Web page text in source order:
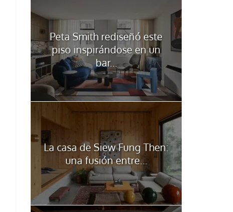
Peta Smith rediseñó este
piso inspirándose en un
bar...
La casa de Siew Fung Then:
una fusión entre...